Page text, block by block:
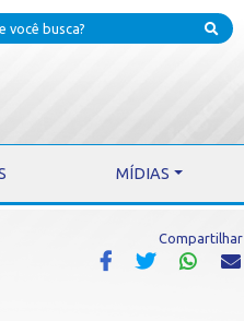
MÍDIAS
Compartilhar